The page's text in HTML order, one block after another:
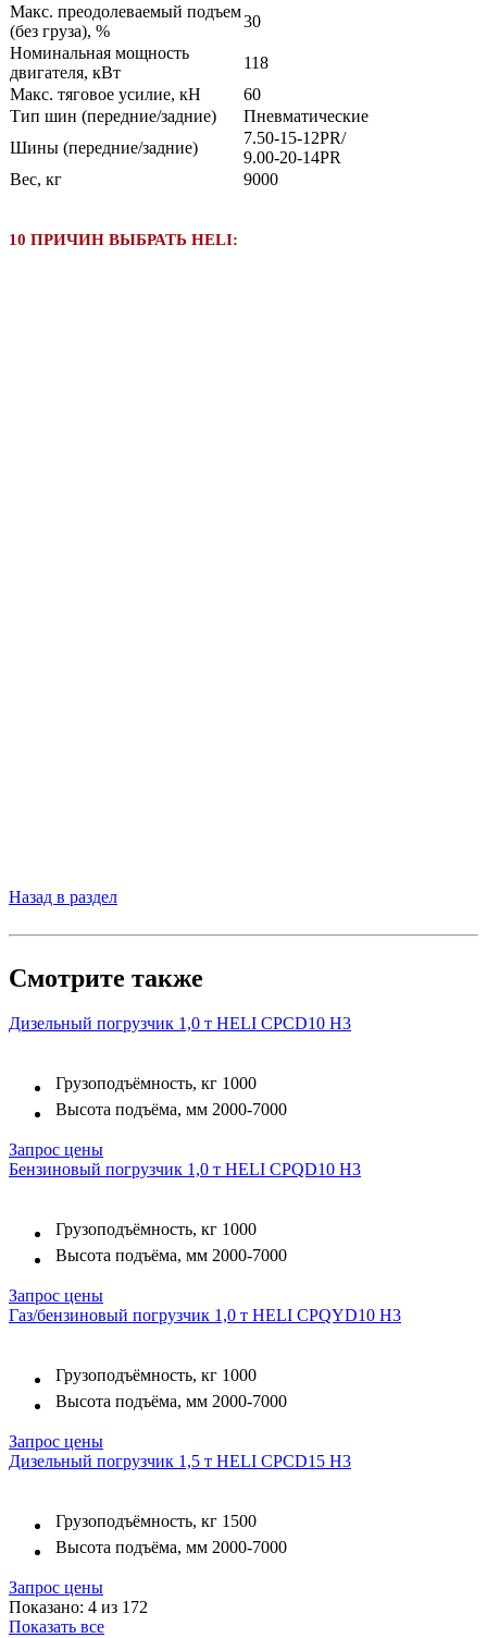
Макс. преодолеваемый подъем
(без груза), %
30
Номинальная мощность
двигателя, кВт
118
Макс. тяговое усилие, кН
60
Тип шин (передние/задние)
Пневматические
Шины (передние/задние)
7.50-15-12PR/
9.00-20-14PR
Вес, кг
9000
10 ПРИЧИН ВЫБРАТЬ HELI:
Назад в раздел
Смотрите также
Дизельный погрузчик 1,0 т HELI CPСD10 H3
Грузоподъёмность, кг 1000
Высота подъёма, мм 2000-7000
Запрос цены
Бензиновый погрузчик 1,0 т HELI CPQD10 H3
Грузоподъёмность, кг 1000
Высота подъёма, мм 2000-7000
Запрос цены
Газ/бензиновый погрузчик 1,0 т HELI CPQYD10 H3
Грузоподъёмность, кг 1000
Высота подъёма, мм 2000-7000
Запрос цены
Дизельный погрузчик 1,5 т HELI CPСD15 H3
Грузоподъёмность, кг 1500
Высота подъёма, мм 2000-7000
Запрос цены
Показано: 4 из 172
Показать все